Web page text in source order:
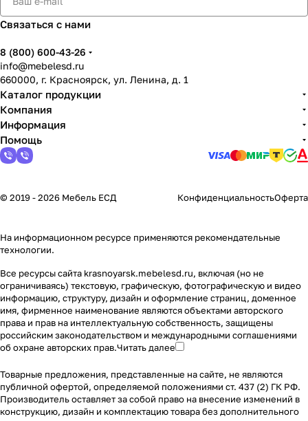
Связаться с нами
8 (800) 600-43-26
info@mebelesd.ru
660000, г. Красноярск, ул. Ленина, д. 1
Каталог продукции
Компания
Информация
Помощь
© 2019 - 2026 Мебель ЕСД КонфиденциальностьОферта
На информационном ресурсе применяются рекомендательные
технологии.
Все ресурсы сайта krasnoyarsk.mebelesd.ru, включая (но не
ограничиваясь) текстовую, графическую, фотографическую и видео
информацию, структуру, дизайн и оформление страниц, доменное
имя, фирменное наименование являются объектами авторского
права и прав на интеллектуальную собственность, защищены
российским законодательством и международными соглашениями
об охране авторских прав.Читать далее
Товарные предложения, представленные на сайте, не являются
публичной офертой, определяемой положениями ст. 437 (2) ГК РФ.
Производитель оставляет за собой право на внесение изменений в
конструкцию, дизайн и комплектацию товара без дополнительного